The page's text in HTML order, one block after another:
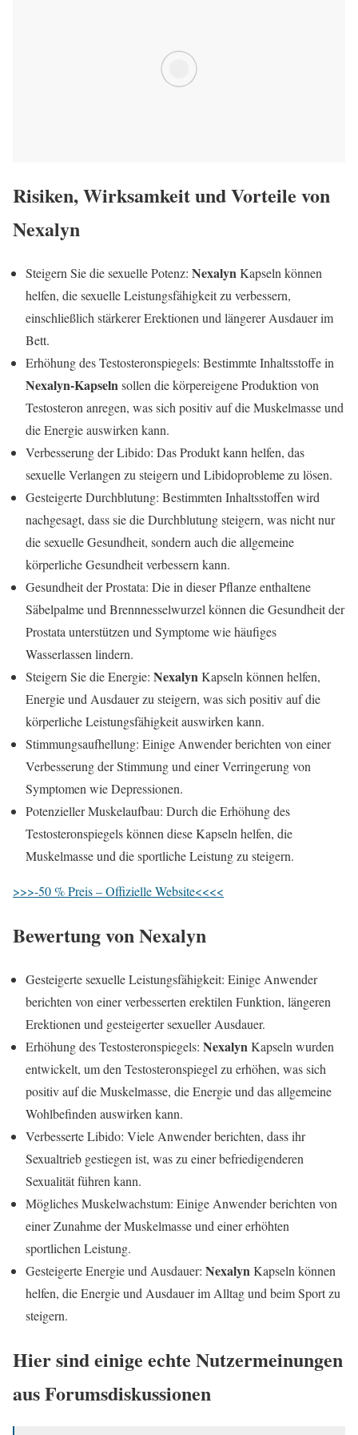
Risiken, Wirksamkeit und Vorteile von
Nexalyn
Steigern Sie die sexuelle Potenz: NexalynKapseln können
helfen, die sexuelle Leistungsfähigkeit zu verbessern,
einschließlich stärkerer Erektionen und längerer Ausdauer im
Bett.
Erhöhung des Testosteronspiegels: Bestimmte Inhaltsstoffe in
Nexalyn-Kapselnsollen die körpereigene Produktion von
Testosteron anregen, was sich positiv auf die Muskelmasse und
die Energie auswirken kann.
Verbesserung der Libido: Das Produkt kann helfen, das
sexuelle Verlangen zu steigern und Libidoprobleme zu lösen.
Gesteigerte Durchblutung: Bestimmten Inhaltsstoffen wird
nachgesagt, dass sie die Durchblutung steigern, was nicht nur
die sexuelle Gesundheit, sondern auch die allgemeine
körperliche Gesundheit verbessern kann.
Gesundheit der Prostata: Die in dieser Pflanze enthaltene
Säbelpalme und Brennnesselwurzel können die Gesundheit der
Prostata unterstützen und Symptome wie häufiges
Wasserlassen lindern.
Steigern Sie die Energie: NexalynKapseln können helfen,
Energie und Ausdauer zu steigern, was sich positiv auf die
körperliche Leistungsfähigkeit auswirken kann.
Stimmungsaufhellung: Einige Anwender berichten von einer
Verbesserung der Stimmung und einer Verringerung von
Symptomen wie Depressionen.
Potenzieller Muskelaufbau: Durch die Erhöhung des
Testosteronspiegels können diese Kapseln helfen, die
Muskelmasse und die sportliche Leistung zu steigern.
>>>-50 % Preis – Offizielle Website<<<<
Bewertung vonNexalyn
Gesteigerte sexuelle Leistungsfähigkeit: Einige Anwender
berichten von einer verbesserten erektilen Funktion, längeren
Erektionen und gesteigerter sexueller Ausdauer.
Erhöhung des Testosteronspiegels: NexalynKapseln wurden
entwickelt, um den Testosteronspiegel zu erhöhen, was sich
positiv auf die Muskelmasse, die Energie und das allgemeine
Wohlbefinden auswirken kann.
Verbesserte Libido: Viele Anwender berichten, dass ihr
Sexualtrieb gestiegen ist, was zu einer befriedigenderen
Sexualität führen kann.
Mögliches Muskelwachstum: Einige Anwender berichten von
einer Zunahme der Muskelmasse und einer erhöhten
sportlichen Leistung.
Gesteigerte Energie und Ausdauer: NexalynKapseln können
helfen, die Energie und Ausdauer im Alltag und beim Sport zu
steigern.
Hier sind einige echte Nutzermeinungen
aus Forumsdiskussionen